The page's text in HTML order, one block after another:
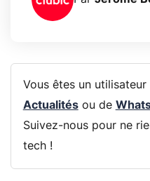
Vous êtes un utilisateur
Actualitésou de
Suivez-nous pour ne
tech !